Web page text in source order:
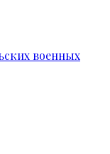
военных